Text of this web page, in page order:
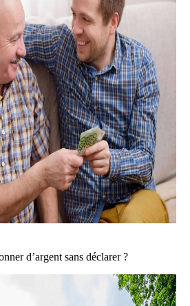
d’argent sans déclarer ?